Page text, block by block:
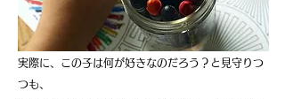
実際に、この子は何が好きなのだろう？と見守りつ
つも、